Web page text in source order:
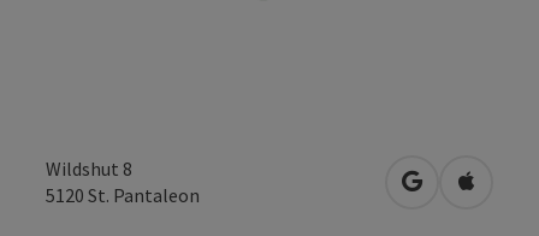
Wildshut 8
5120 St. Pantaleon in Google
in